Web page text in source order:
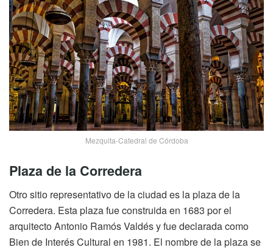
Mezquita-Catedral de Córdoba
Plaza de la Corredera
Otro sitio representativo de la ciudad es la plaza de la
Corredera. Esta plaza fue construida en 1683 por el
arquitecto Antonio Ramós Valdés y fue declarada como
Bien de Interés Cultural en 1981. El nombre de la plaza se